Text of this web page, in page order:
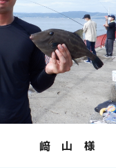
﨑 山 様